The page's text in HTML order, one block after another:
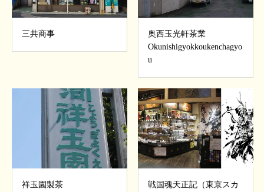
三共商事
奥西玉光軒茶業
Okunishigyokkoukenchagyo
u
祥玉園製茶
戦国魂天正記（東京スカ